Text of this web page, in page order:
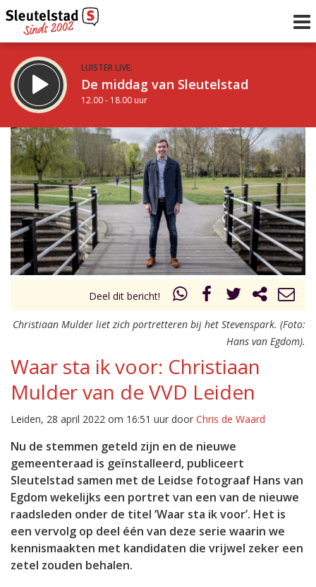
LUISTER LIVE:
De middag van Sleutelstad
12.00 - 18.00 uur
STRAKS:
De vrijdagavond met Keanu
18.00 - 19.00 uur
Vorig uur
uur 1 van 0 Volgend uur
Inklappen
Deel dit bericht!
Christiaan Mulder liet zich portretteren bij het Stevenspark. (Foto:
Hans van Egdom).
Waar sta ik voor: Christiaan
Mulder van de VVD Leiden
Leiden, 28 april 2022 om 16:51 uur door Chris de Waard
Nu de stemmen geteld zijn en de nieuwe
gemeenteraad is geïnstalleerd, publiceert
Sleutelstad samen met de Leidse fotograaf Hans van
Egdom wekelijks een portret van een van de nieuwe
raadsleden onder de titel ‘Waar sta ik voor’. Het is
een vervolg op deel één van deze serie waarin we
kennismaakten met kandidaten die vrijwel zeker een
zetel zouden behalen.